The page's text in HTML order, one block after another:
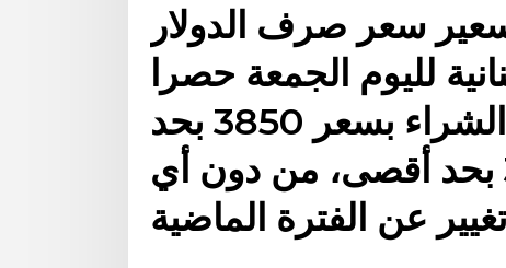
سعر صرف الدولار
لليوم الجمعة حصرا
وبهامش متحرك بين: الشراء بسعر 3850 بحد
أدنى، والبيع بسعر 3900 بحد أقصى، من دون أي